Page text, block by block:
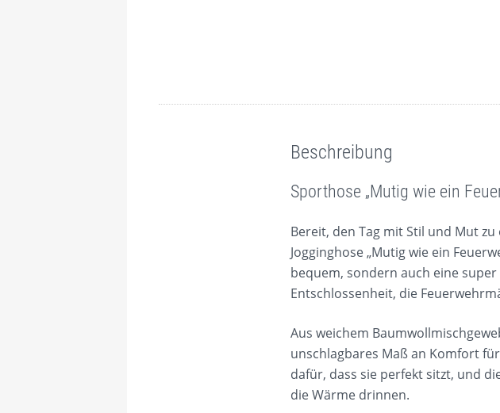
Beschreibung
Sporthose „Mutig wie ein
Bereit, den Tag mit Stil und Mut
Jogginghose „Mutig wie ein
bequem, sondern auch eine
Entschlossenheit, die
Aus weichem
unschlagbares Maß an Komfort
dafür, dass sie perfekt sitzt, und
die Wärme drinnen.